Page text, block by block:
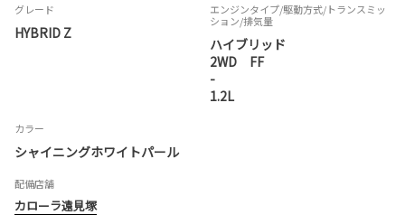
グレード
HYBRID Z
エンジンタイプ/駆動方式/トランスミッ
ション/排気量
ハイブリッド
2WD FF
-
1.2L
カラー
シャイニングホワイトパール
配備店舗
カローラ遠見塚